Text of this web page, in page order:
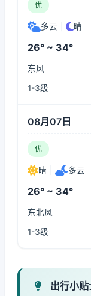
优
多云 晴
26° ~ 34°
东风
1-3级
08月07日
优
晴 多云
26° ~ 34°
东北风
1-3级
出行小贴